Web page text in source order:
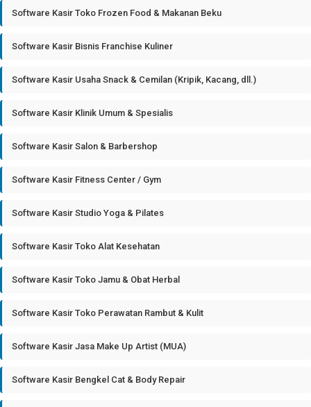
Software Kasir Toko Frozen Food & Makanan Beku
Software Kasir Bisnis Franchise Kuliner
Software Kasir Usaha Snack & Cemilan (Kripik, Kacang, dll.)
Software Kasir Klinik Umum & Spesialis
Software Kasir Salon & Barbershop
Software Kasir Fitness Center / Gym
Software Kasir Studio Yoga & Pilates
Software Kasir Toko Alat Kesehatan
Software Kasir Toko Jamu & Obat Herbal
Software Kasir Toko Perawatan Rambut & Kulit
Software Kasir Jasa Make Up Artist (MUA)
Software Kasir Bengkel Cat & Body Repair